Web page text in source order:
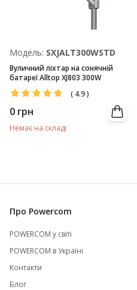
Модель: SXJALT300WSTD
Вуличний ліхтар на сонячній
батареї Alltop XJ803 300W
( 4.9)
0 грн
Немає на складі
Про Powercom
POWERCOM у світі
POWERCOM в Україні
Контакти
Блог